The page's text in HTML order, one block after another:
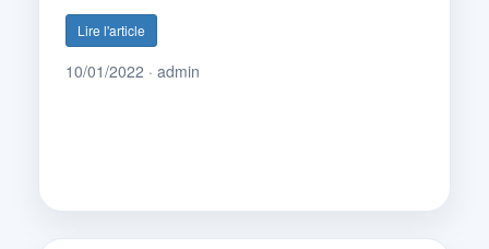
Lire l'article
10/01/2022 · admin